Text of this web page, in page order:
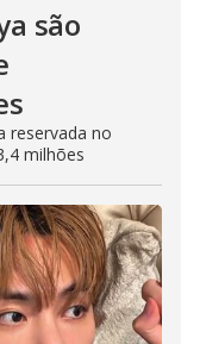
são
reservada no
milhões